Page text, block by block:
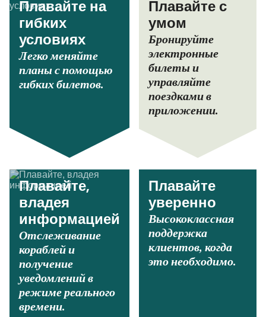
Плавайте на
гибких
условиях
Легко меняйте
планы с помощью
гибких билетов.
Плавайте с
умом
Бронируйте
электронные
билеты и
управляйте
поездками в
приложении.
Плавайте,
владея
информацией
Отслеживание
кораблей и
получение
уведомлений в
режиме реального
времени.
Плавайте
уверенно
Высококлассная
поддержка
клиентов, когда
это необходимо.